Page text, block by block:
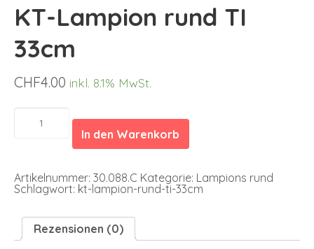
KT-Lampion rund TI
33cm
CHF4.00 inkl. 8.1% MwSt.
KT-
Lampion
rund
In den Warenkorb
Artikelnummer: 30.088.C Kategorie: Lampions rund
Schlagwort: kt-lampion-rund-ti-33cm
Rezensionen (0)